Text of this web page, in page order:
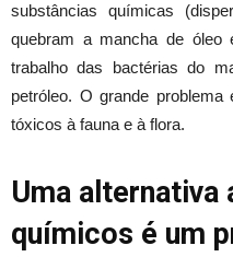
substâncias químicas
quebram a mancha de óleo
trabalho das bactérias do
petróleo. O grande
tóxicos à fauna e à flora.
Uma alternativa
químicos é um